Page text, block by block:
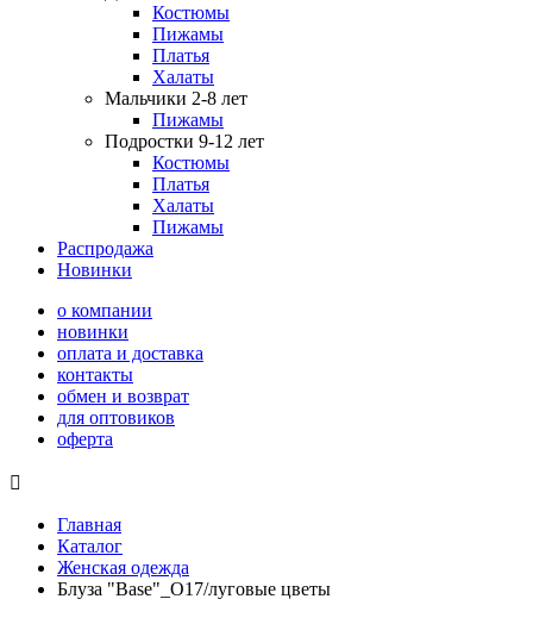
Костюмы
Пижамы
Платья
Халаты
Мальчики 2-8 лет
Пижамы
Подростки 9-12 лет
Костюмы
Платья
Халаты
Пижамы
Распродажа
Новинки
о компании
новинки
оплата и доставка
контакты
обмен и возврат
для оптовиков
оферта

Главная
Каталог
Женская одежда
Блуза "Base"_О17/луговые цветы